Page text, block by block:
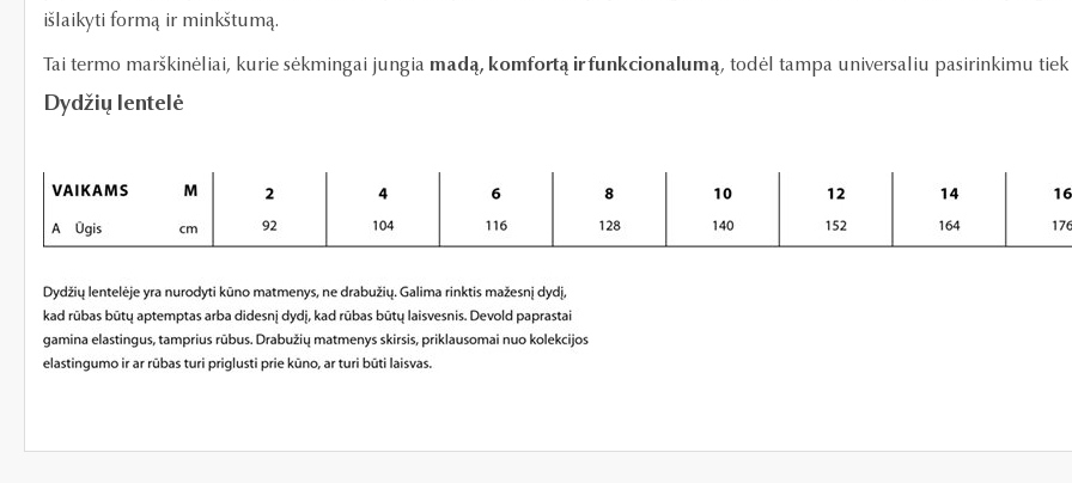
išlaikyti formą ir minkštumą.
Tai termo marškinėliai, kurie sėkmingai jungia madą, komfortą ir funkcionalumą, todėl tampa universaliu pasirinkimu
Dydžių lentelė